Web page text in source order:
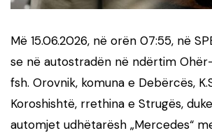
Më 15.06.2026, në orën 07:55, në
se në autostradën në ndërtim
fsh. Orovnik, komuna e Debërcës,
Koroshishtë, rrethina e Strugës,
automjet udhëtarësh „Mercedes“